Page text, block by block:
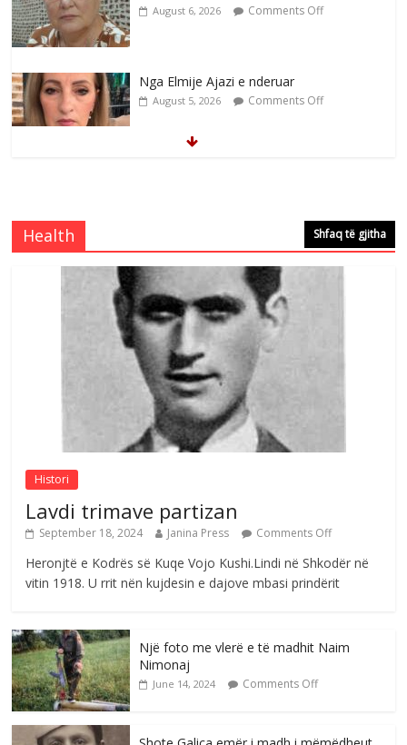
August 6, 2026 Comments Off
Nga Elmije Ajazi e nderuar
August 5, 2026 Comments Off
Comments Off
Çlirimtari Mentor Mushkolaj nderohet
me mirenjohje nga Xhevdet Qeriqi Dega
e invalidëve në Fushë Kosovë
August 4, 2026 Comments Off
Sulm , pse të dua ty
August 8, 2026 Comments Off
Health Shfaq të gjitha
Histori
Lavdi trimave partizan
September 18, 2024 Janina Press Comments Off
Heronjtë e Kodrës së Kuqe Vojo Kushi.Lindi në Shkodër në
vitin 1918. U rrit nën kujdesin e dajove mbasi prindërit
Një foto me vlerë e të madhit Naim
Nimonaj
June 14, 2024 Comments Off